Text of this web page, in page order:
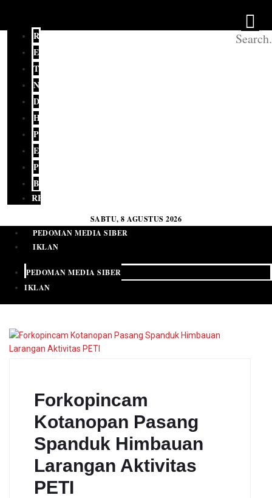
REDAKSI
EDITORIAL
TERKINI
NASIONAL
DAERAH
HUKUM
POLITIK
EKONOMI
PENDIDIKAN
BUDAYA
RELIGI
SABTU, 8 AGUSTUS 2026
PEDOMAN MEDIA SIBER
IKLAN
PEDOMAN MEDIA SIBER
IKLAN
Forkopincam
Kotanopan Pasang
Spanduk Himbauan
Larangan Aktivitas
PETI